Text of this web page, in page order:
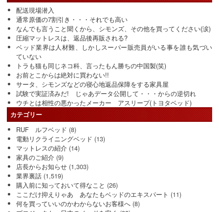
配送現場潜入
通常原価の7割引き・・・それでも高い
なんでも言うこと聞くから、シモンズ、その他を買ってください(涙)
圧縮マットレスは、返品後再販される?
ベッド業界は人材難、しかしスーパー販売員がいる事を誰も気づい
ていない
トラも猫も同じネコ科、言ったもん勝ちの中国製(笑)
お前とこからは絶対に買わない!!
サータ、シモンズなどの寝心地返品保障をする家具屋
試験で実証済みだ! じゃあデータ公開して・・・からの逆切れ
ウチとは相性の悪かったメーカー アスリープ(トヨタベッド)
カテゴリー
RUF ルフベッド (8)
電動リクライニングベッド (13)
マットレスの紹介 (14)
家具のご紹介 (9)
店長からお知らせ (1,303)
業界裏話 (1,519)
購入前に知っておいて得なこと (26)
ここだけ抑えりゃあ あなたもベッドのエキスパート (11)
何を買っていいのかわからないお客様へ (8)